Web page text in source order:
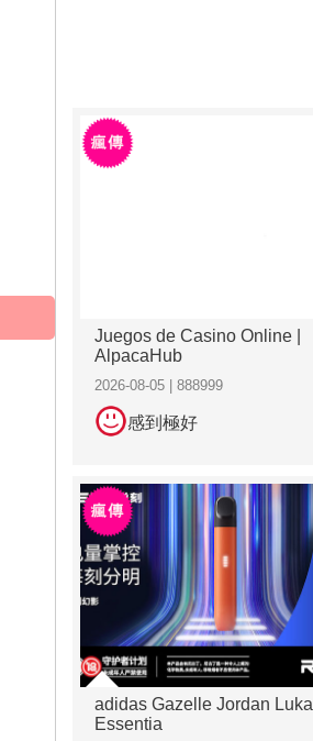
Juegos de Casino Online |
AlpacaHub
2026-08-05 | 888999
感到極好
adidas Gazelle Jordan Luka
Essentia